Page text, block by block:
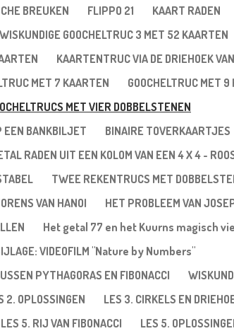
BREUKEN FLIPPO 21
KAART RADEN
WISKUNDIGE GOOCHELTRUC 3 MET 52 KAARTEN
KAARTENTRUC VIA DE DRIEHOEK
MET 7 KAARTEN
GOOCHELTRUC MET
MET VIER DOBBELSTENEN
EEN BANKBILJET
BINAIRE TOVERKAARTJES
RADEN UIT EEN KOLOM VAN EEN 4 X 4 -
TWEE REKENTRUCS MET
VAN HANOI
HET PROBLEEM VAN
Het getal 77 en het Kuurns magisch
VIDEOFILM "Nature by Numbers"
PYTHAGORAS EN FIBONACCI
2. OPLOSSINGEN
LES 3. CIRKELS EN
LES 5. RIJ VAN FIBONACCI
LES 5.